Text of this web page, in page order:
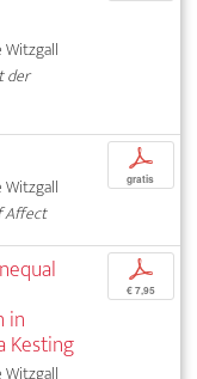
Witzgall
der
Witzgall
Affect
p
gratis
in
Kesting
Witzgall
p
€ 7,95